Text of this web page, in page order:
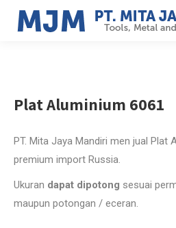
Plat Aluminium 6061
PT. Mita Jaya Mandiri men jual Plat
premium import Russia.
Ukuran dapat dipotong sesuai
maupun potongan / eceran.